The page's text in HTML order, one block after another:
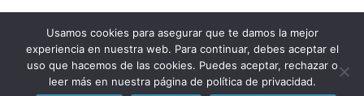
Copyright © 2026 Foixblog . All Rights Reserved.
Usamos cookies para asegurar que te damos la mejor
experiencia en nuestra web. Para continuar, debes aceptar el
uso que hacemos de las cookies. Puedes aceptar, rechazar o
leer más en nuestra página de política de privacidad.